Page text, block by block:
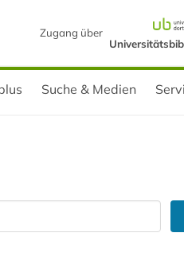
Zugang über
Suche & Medien